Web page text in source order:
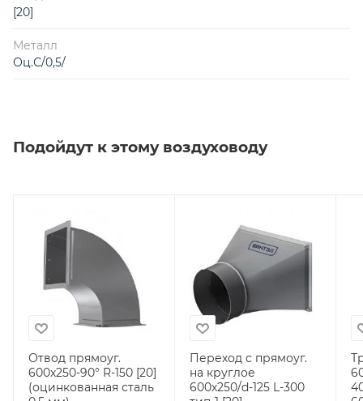
[20]
Металл
Оц.С/0,5/
Подойдут к этому воздуховоду
Отвод прямоуг.
600х250-90° R-150 [20]
(оцинкованная сталь
Переход с прямоуг.
на круглое
600х250/d-125 L-300